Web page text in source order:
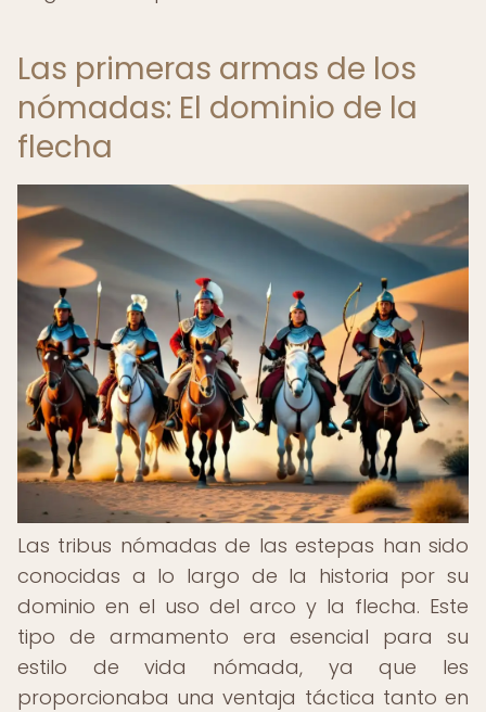
Las primeras armas de los
nómadas: El dominio de la
flecha
Las tribus nómadas de las estepas han sido
conocidas a lo largo de la historia por su
dominio en el uso del arco y la flecha. Este
tipo de armamento era esencial para su
estilo de vida nómada, ya que les
proporcionaba una ventaja táctica tanto en